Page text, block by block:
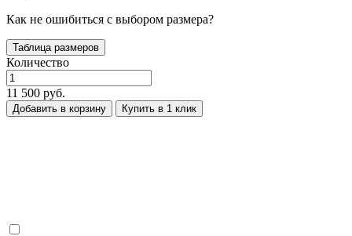
Как не ошибиться с выбором размера?
Таблица размеров
Количество
11 500 руб.
Добавить в корзину Купить в 1 клик